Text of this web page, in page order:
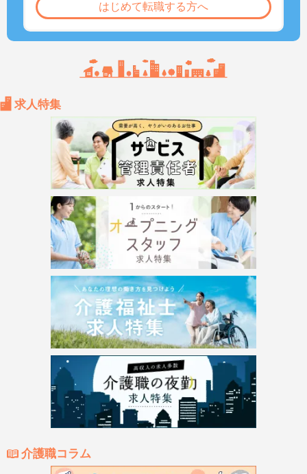
はじめて転職する方へ
求人特集
介護職コラム